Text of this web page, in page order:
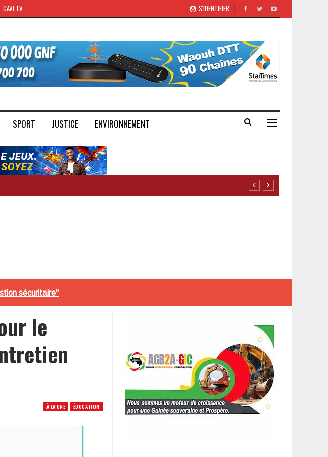
S'IDENTIFIER
CAVI TV
SPORT JUSTICE ENVIRONNEMENT
sécuritaire"
le
À LA UNE ÉDUCATION